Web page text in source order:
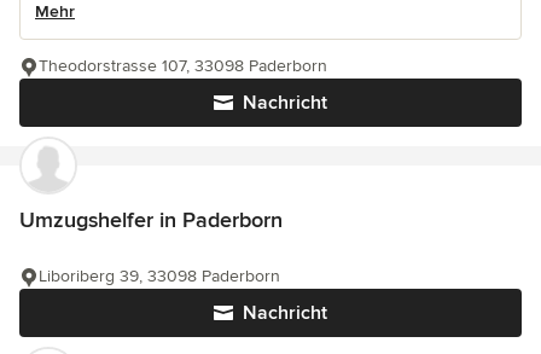
Mehr
Nachricht
Theodorstrasse 107, 33098 Paderborn
Umzugshelfer in Paderborn
Nachricht
Liboriberg 39, 33098 Paderborn